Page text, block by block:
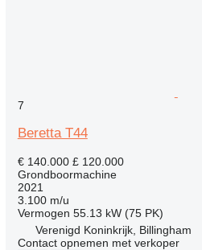
7
Beretta T44
€ 140.000 £ 120.000
Grondboormachine
2021
3.100 m/u
Vermogen 55.13 kW (75 PK)
Verenigd Koninkrijk, Billingham
Contact opnemen met verkoper